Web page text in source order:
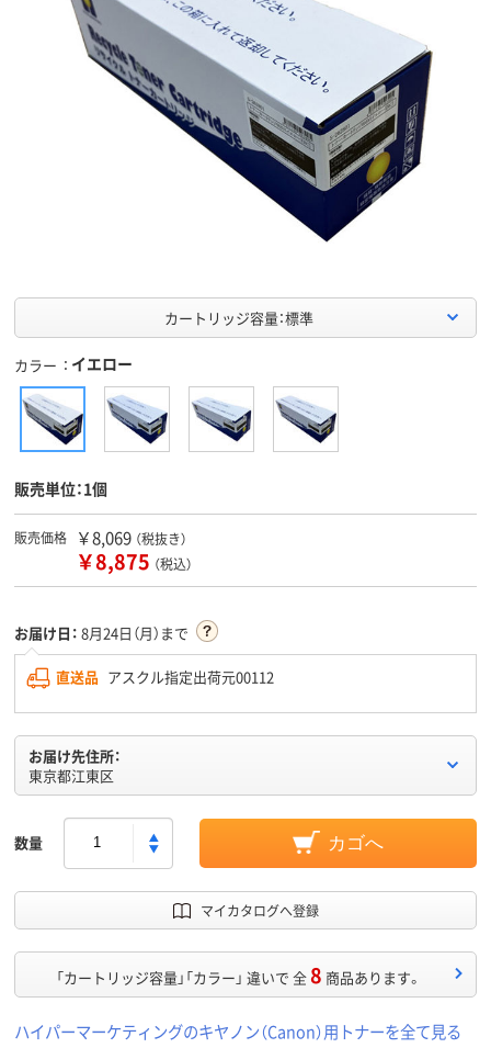
カートリッジ容量：標準
カラー イエロー
販売単位：1個
販売価格 ￥8,069 （税抜き）
￥8,875 （税込）
お届け日： 8月24日（月）まで
直送品 アスクル指定出荷元00112
お届け先住所：
東京都江東区
数量 カゴへ
マイカタログへ登録
「カートリッジ容量」「カラー」 違いで 全8 商品あります。
ハイパーマーケティングのキヤノン（Canon）用トナーを全て見る